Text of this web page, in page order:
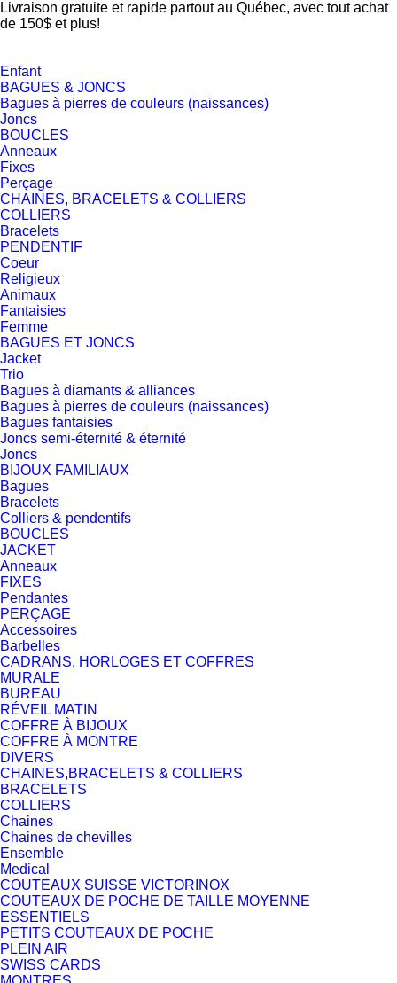
Livraison gratuite et rapide partout au Québec, avec tout achat
de 150$ et plus!
Enfant
BAGUES & JONCS
Bagues à pierres de couleurs (naissances)
Joncs
BOUCLES
Anneaux
Fixes
Perçage
CHAINES, BRACELETS & COLLIERS
COLLIERS
Bracelets
PENDENTIF
Coeur
Religieux
Animaux
Fantaisies
Femme
BAGUES ET JONCS
Jacket
Trio
Bagues à diamants & alliances
Bagues à pierres de couleurs (naissances)
Bagues fantaisies
Joncs semi-éternité & éternité
Joncs
BIJOUX FAMILIAUX
Bagues
Bracelets
Colliers & pendentifs
BOUCLES
JACKET
Anneaux
FIXES
Pendantes
PERÇAGE
Accessoires
Barbelles
CADRANS, HORLOGES ET COFFRES
MURALE
BUREAU
RÉVEIL MATIN
COFFRE À BIJOUX
COFFRE À MONTRE
DIVERS
CHAINES,BRACELETS & COLLIERS
BRACELETS
COLLIERS
Chaines
Chaines de chevilles
Ensemble
Medical
COUTEAUX SUISSE VICTORINOX
COUTEAUX DE POCHE DE TAILLE MOYENNE
ESSENTIELS
PETITS COUTEAUX DE POCHE
PLEIN AIR
SWISS CARDS